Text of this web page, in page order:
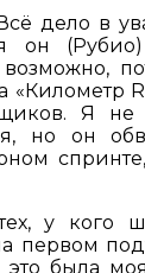
дело в
он
«Километр
Я
но он
у кого
первом
была моя